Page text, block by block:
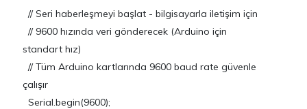
// Seri haberleşmeyi başlat - bilgisayarla iletişim için
// 9600 hızında veri gönderecek (Arduino için
standart hız)
// Tüm Arduino kartlarında 9600 baud rate güvenle
çalışır
Serial.begin(9600);